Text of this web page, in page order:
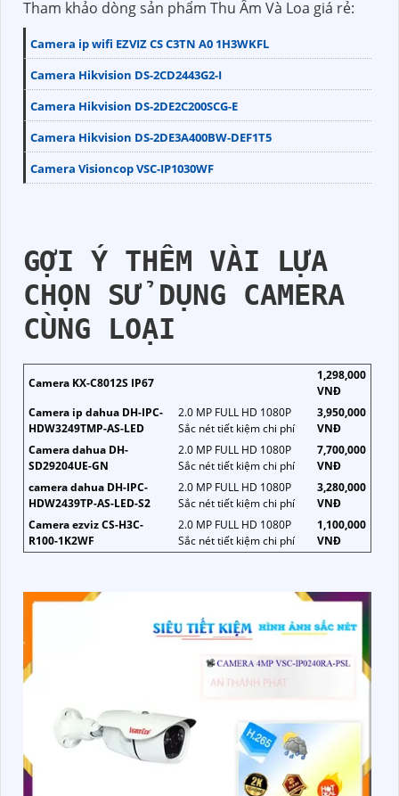
Tham khảo dòng sản phẩm Thu Âm Và Loa giá rẻ:
Camera ip wifi EZVIZ CS C3TN A0 1H3WKFL
Camera Hikvision DS-2CD2443G2-I
Camera Hikvision DS-2DE2C200SCG-E
Camera Hikvision DS-2DE3A400BW-DEF1T5
Camera Visioncop VSC-IP1030WF
GỢI Ý THÊM VÀI LỰA
CHỌN SỬ DỤNG CAMERA
CÙNG LOẠI
Camera KX-C8012S IP67
1,298,000
VNĐ
Camera ip dahua DH-IPC-
HDW3249TMP-AS-LED
2.0 MP FULL HD 1080P
Sắc nét tiết kiệm chi phí
3,950,000
VNĐ
Camera dahua DH-
SD29204UE-GN
2.0 MP FULL HD 1080P
Sắc nét tiết kiệm chi phí
7,700,000
VNĐ
camera dahua DH-IPC-
HDW2439TP-AS-LED-S2
2.0 MP FULL HD 1080P
Sắc nét tiết kiệm chi phí
3,280,000
VNĐ
Camera ezviz CS-H3C-
R100-1K2WF
2.0 MP FULL HD 1080P
Sắc nét tiết kiệm chi phí
1,100,000
VNĐ